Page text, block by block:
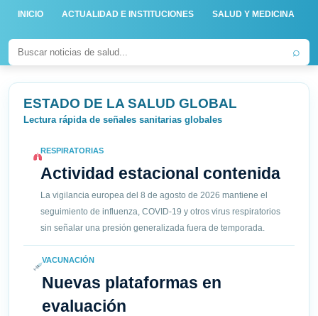
INICIO ACTUALIDAD E INSTITUCIONES SALUD Y MEDICINA
⌕
ESTADO DE LA SALUD GLOBAL
Lectura rápida de señales sanitarias globales
RESPIRATORIAS
Actividad estacional contenida
La vigilancia europea del 8 de agosto de 2026 mantiene el
seguimiento de influenza, COVID-19 y otros virus respiratorios
sin señalar una presión generalizada fuera de temporada.
VACUNACIÓN
Nuevas plataformas en
evaluación